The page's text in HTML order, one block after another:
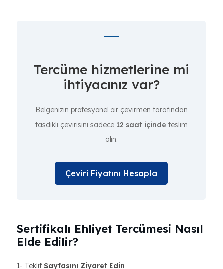
Tercüme hizmetlerine mi
ihtiyacınız var?
Belgenizin profesyonel bir çevirmen tarafından
tasdikli çevirisini sadece 12 saat içinde teslim
alın.
Çeviri Fiyatını Hesapla
Sertifikalı Ehliyet Tercümesi Nasıl
Elde Edilir?
1- Teklif Sayfasını Ziyaret Edin